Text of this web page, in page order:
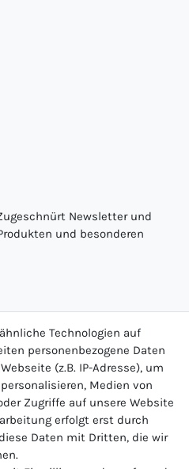
Newsletter und
und besonderen
(23.143)
Technologien auf
personenbezogene Daten
(z.B. IP-Adresse), um
Medien von
Zugriffe auf unsere Website
erfolgt erst durch
Daten mit Dritten, die wir